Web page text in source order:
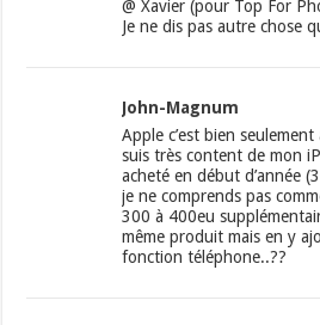
@ Xavier (pour Top For
Je ne dis pas autre chose
John-Magnum
Apple c’est bien
suis très content de mon
acheté en début d’année
je ne comprends pas
300 à 400eu
même produit mais en y
fonction téléphone..??